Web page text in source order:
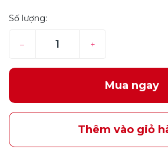
Số lượng:
– +
Mua ngay
Thêm vào giỏ